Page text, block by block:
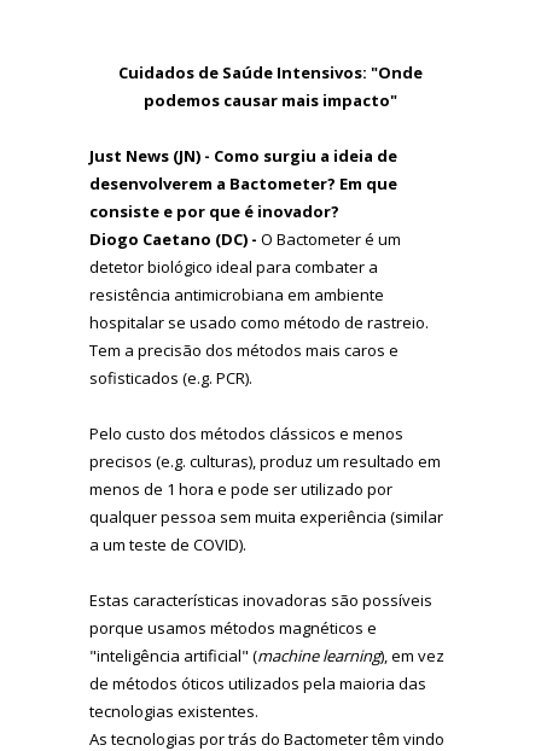
Cuidados de Saúde Intensivos: "Onde
podemos causar mais impacto"
Just News (JN) - Como surgiu a ideia de
desenvolverem a Bactometer? Em que
consiste e por que é inovador?
Diogo Caetano (DC) - O Bactometer é um
detetor biológico ideal para combater a
resistência antimicrobiana em ambiente
hospitalar se usado como método de rastreio.
Tem a precisão dos métodos mais caros e
sofisticados (e.g. PCR).
Pelo custo dos métodos clássicos e menos
precisos (e.g. culturas), produz um resultado em
menos de 1 hora e pode ser utilizado por
qualquer pessoa sem muita experiência (similar
a um teste de COVID).
Estas características inovadoras são possíveis
porque usamos métodos magnéticos e
"inteligência artificial" (machine learning), em vez
de métodos óticos utilizados pela maioria das
tecnologias existentes.
As tecnologias por trás do Bactometer têm vindo